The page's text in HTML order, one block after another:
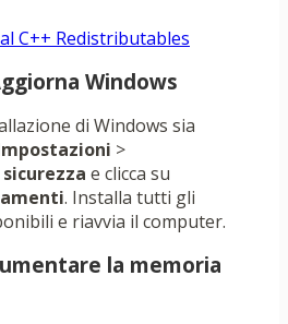
C++ Redistributables
Windows
di Windows sia
>
e clicca su
. Installa tutti gli
e riavvia il computer.
la memoria